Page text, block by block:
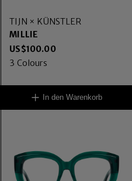
TIJN × KÜNSTLER
MILLIE
US$100.00
3 Colours
In den Warenkorb